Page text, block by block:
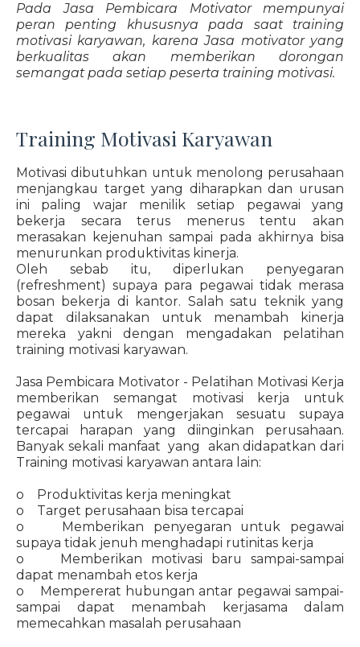
Pada Jasa Pembicara Motivator mempunyai
peran penting khususnya pada saat training
motivasi karyawan, karena Jasa motivator yang
berkualitas akan memberikan dorongan
semangat pada setiap peserta training motivasi.
Training Motivasi Karyawan
Motivasi dibutuhkan untuk menolong perusahaan
menjangkau target yang diharapkan dan urusan
ini paling wajar menilik setiap pegawai yang
bekerja secara terus menerus tentu akan
merasakan kejenuhan sampai pada akhirnya bisa
menurunkan produktivitas kinerja.
Oleh sebab itu, diperlukan penyegaran
(refreshment) supaya para pegawai tidak merasa
bosan bekerja di kantor. Salah satu teknik yang
dapat dilaksanakan untuk menambah kinerja
mereka yakni dengan mengadakan pelatihan
training motivasi karyawan.
Jasa Pembicara Motivator - Pelatihan Motivasi Kerja
memberikan semangat motivasi kerja untuk
pegawai untuk mengerjakan sesuatu supaya
tercapai harapan yang diinginkan perusahaan.
Banyak sekali manfaat yang akan didapatkan dari
Training motivasi karyawan antara lain:
o Produktivitas kerja meningkat
o Target perusahaan bisa tercapai
o Memberikan penyegaran untuk pegawai
supaya tidak jenuh menghadapi rutinitas kerja
o Memberikan motivasi baru sampai-sampai
dapat menambah etos kerja
o Mempererat hubungan antar pegawai sampai-
sampai dapat menambah kerjasama dalam
memecahkan masalah perusahaan